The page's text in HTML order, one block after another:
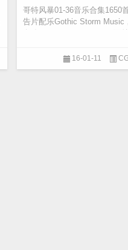
哥特风暴01-36音乐合集1650
告片配乐Gothic Storm Music
名称: Gothic Storm Music哥
16-01-11